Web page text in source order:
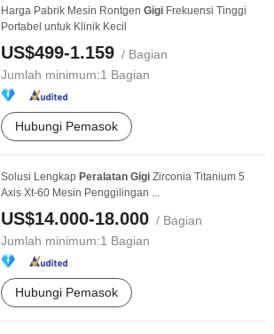
Harga Pabrik Mesin Rontgen Gigi Frekuensi Tinggi
Portabel untuk Klinik Kecil
US$499-1.159 / Bagian
Jumlah minimum:1 Bagian
Hubungi Pemasok
Solusi Lengkap Peralatan Gigi Zirconia Titanium 5
Axis Xt-60 Mesin Penggilingan ...
US$14.000-18.000 / Bagian
Jumlah minimum:1 Bagian
Hubungi Pemasok